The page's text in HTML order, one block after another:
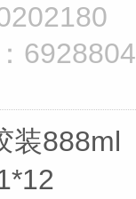
装888ml